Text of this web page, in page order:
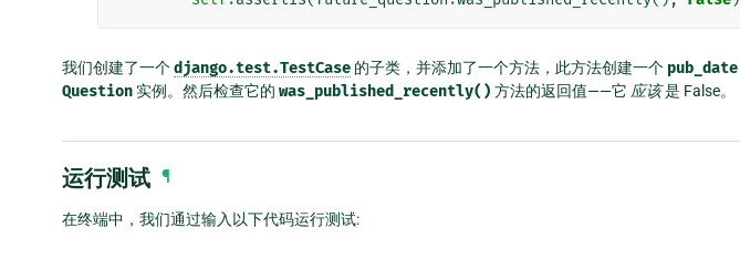
我们创建了一个django.test.TestCase 的子类，并添加了一个方法，此方法创建一个 pub_date
Question实例。然后检查它的 was_published_recently() 方法的返回值——它 应该是 False。
运行测试 ¶
在终端中，我们通过输入以下代码运行测试: